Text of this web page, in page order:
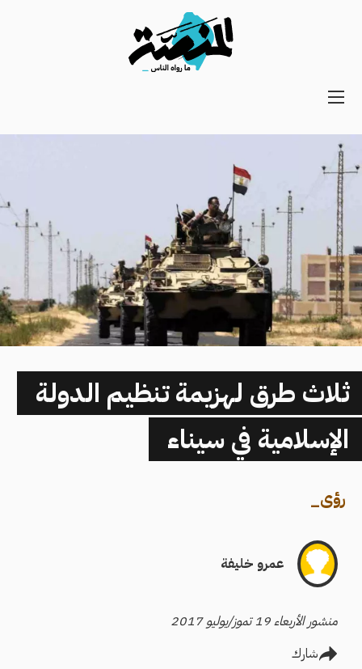
Main
Secondary
Navigation
ثلاث طرق لهزيمة تنظيم الدولة
الإسلامية في سيناء
رؤى_
عمرو خليفة
منشور الأربعاء 19 تموز/يوليو 2017
شارك